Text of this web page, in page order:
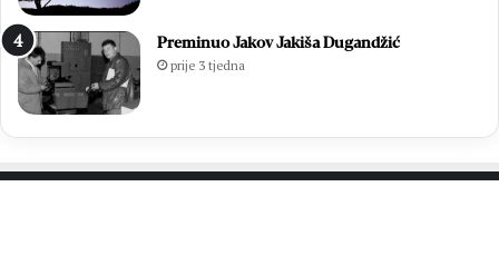
Preminuo Jakov Jakiša Dugandžić
prije 3 tjedna